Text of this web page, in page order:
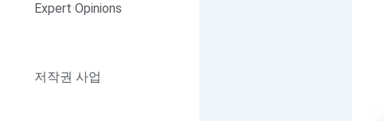
Expert Opinions
저작권 사업